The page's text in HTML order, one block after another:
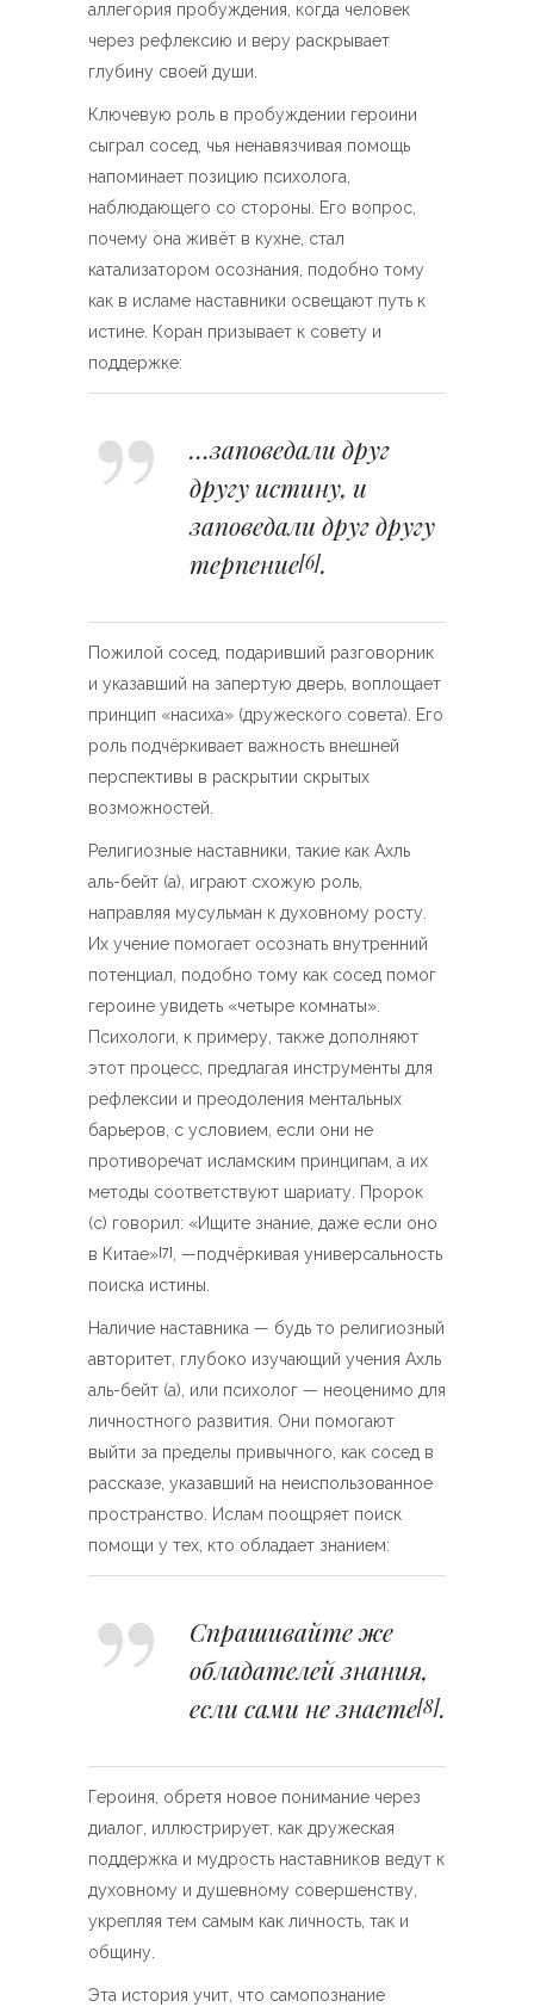
аллегория пробуждения, когда человек
через рефлексию и веру раскрывает
глубину своей души.
Ключевую роль в пробуждении героини
сыграл сосед, чья ненавязчивая помощь
напоминает позицию психолога,
наблюдающего со стороны. Его вопрос,
почему она живёт в кухне, стал
катализатором осознания, подобно тому
как в исламе наставники освещают путь к
истине. Коран призывает к совету и
поддержке:
…заповедали друг
другу истину, и
заповедали друг другу
терпение[6].
Пожилой сосед, подаривший разговорник
и указавший на запертую дверь, воплощает
принцип «насиха» (дружеского совета). Его
роль подчёркивает важность внешней
перспективы в раскрытии скрытых
возможностей.
Религиозные наставники, такие как Ахль
аль-бейт (а), играют схожую роль,
направляя мусульман к духовному росту.
Их учение помогает осознать внутренний
потенциал, подобно тому как сосед помог
героине увидеть «четыре комнаты».
Психологи, к примеру, также дополняют
этот процесс, предлагая инструменты для
рефлексии и преодоления ментальных
барьеров, с условием, если они не
противоречат исламским принципам, а их
методы соответствуют шариату. Пророк
(с) говорил: «Ищите знание, даже если оно
в Китае»[7]
, —подчёркивая универсальность
поиска истины.
Наличие наставника — будь то религиозный
авторитет, глубоко изучающий учения Ахль
аль-бейт (а), или психолог — неоценимо для
личностного развития. Они помогают
выйти за пределы привычного, как сосед в
рассказе, указавший на неиспользованное
пространство. Ислам поощряет поиск
помощи у тех, кто обладает знанием:
Спрашивайте же
обладателей знания,
если сами не знаете[8].
Героиня, обретя новое понимание через
диалог, иллюстрирует, как дружеская
поддержка и мудрость наставников ведут к
духовному и душевному совершенству,
укрепляя тем самым как личность, так и
общину.
Эта история учит, что самопознание